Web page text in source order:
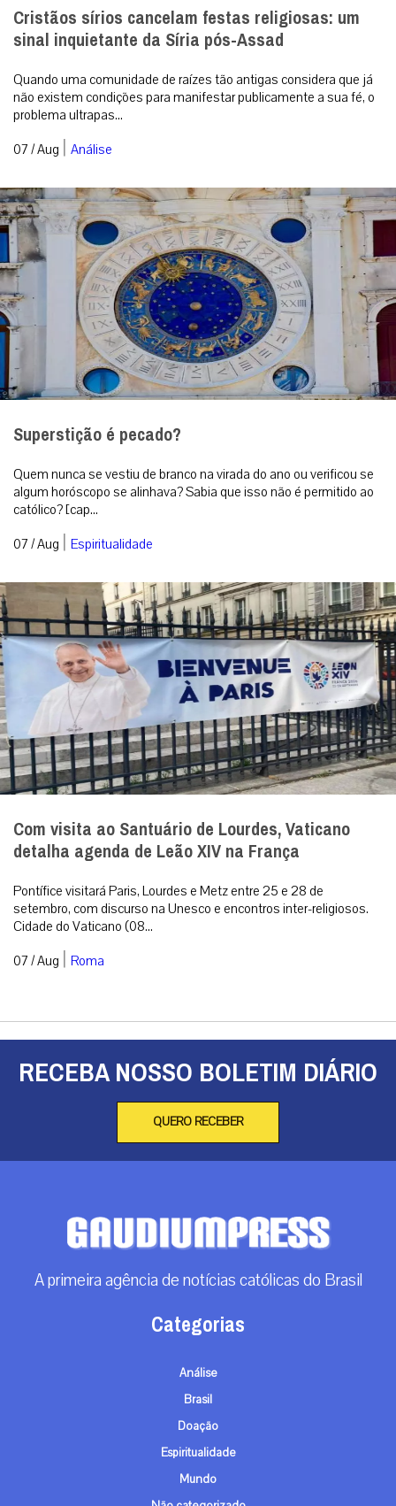
Cristãos sírios cancelam festas religiosas: um
sinal inquietante da Síria pós-Assad
Quando uma comunidade de raízes tão antigas considera que já
não existem condições para manifestar publicamente a sua fé, o
problema ultrapas...
07 / Aug | Análise
Superstição é pecado?
Quem nunca se vestiu de branco na virada do ano ou verificou se
algum horóscopo se alinhava? Sabia que isso não é permitido ao
católico? [cap...
07 / Aug | Espiritualidade
Com visita ao Santuário de Lourdes, Vaticano
detalha agenda de Leão XIV na França
Pontífice visitará Paris, Lourdes e Metz entre 25 e 28 de
setembro, com discurso na Unesco e encontros inter-religiosos.
Cidade do Vaticano (08...
07 / Aug | Roma
RECEBA NOSSO BOLETIM DIÁRIO
QUERO RECEBER
A primeira agência de notícias católicas do Brasil
Categorias
Análise
Brasil
Doação
Espiritualidade
Mundo